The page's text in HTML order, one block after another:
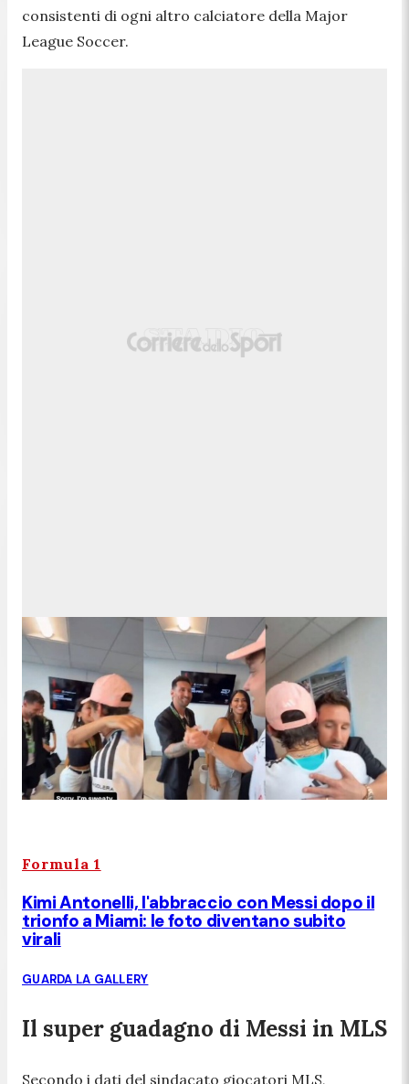
consistenti di ogni altro calciatore della Major
League Soccer.
Formula 1
Kimi Antonelli, l'abbraccio con Messi dopo il
trionfo a Miami: le foto diventano subito
virali
GUARDA LA GALLERY
Il super guadagno di Messi in MLS
Secondo i dati del sindacato giocatori MLS,